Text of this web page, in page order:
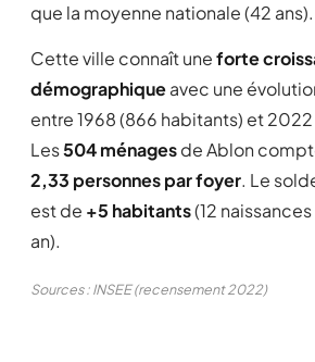
que la moyenne nationale (42 ans).
Cette ville connaît uneforte
démographiqueavec une
entre 1968 (866 habitants) et 2022
Les504 ménagesde Ablon
2,33 personnes par foyer. Le
est de +5 habitants(12
an).
Sources : INSEE (recensement 2022)